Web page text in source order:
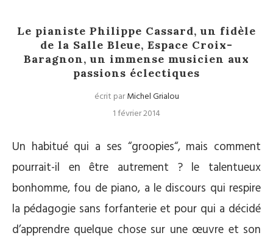
Le pianiste Philippe Cassard, un fidèle
de la Salle Bleue, Espace Croix-
Baragnon, un immense musicien aux
passions éclectiques
écrit parMichel Grialou
1 février 2014
Un habitué qui a ses “groopies“, mais comment
pourrait-il en être autrement ? le talentueux
bonhomme, fou de piano, a le discours qui respire
la pédagogie sans forfanterie et pour qui a décidé
d’apprendre quelque chose sur une œuvre et son